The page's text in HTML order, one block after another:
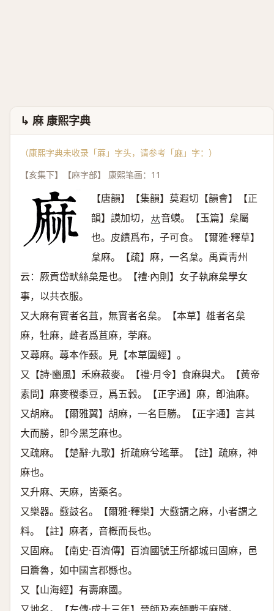
↳ 麻 康熙字典
（康熙字典未收录「蔴」字头，请参考「麻 」字：）
【亥集下】【麻字部】 康熙笔画：11
【唐韻】【集韻】莫遐切【韻會】【正
韻】謨加切， 𠀤音蟆。【玉篇】枲屬
也。皮績爲布，子可食。【爾雅·釋草】
枲麻。【疏】麻，一名枲。禹貢靑州
云：厥貢岱畎絲枲是也。【禮·內則】女子執麻枲學女
事，以共衣服。
又大麻有實者名苴，無實者名枲。【本草】雄者名枲
麻，牡麻，雌者爲苴麻，茡麻。
又蕁麻。蕁本作䕭。見【本草圖經】。
又【詩·豳風】禾麻菽麥。【禮·月令】食麻與犬。【黃帝
素問】麻麥稷黍豆，爲五穀。【正字通】麻，卽油麻。
又胡麻。【爾雅翼】胡麻，一名巨勝。【正字通】言其
大而勝，卽今黑芝麻也。
又疏麻。【楚辭·九歌】折疏麻兮瑤華。【註】疏麻，神
麻也。
又升麻、天麻，皆藥名。
又樂器。鼗鼓名。【爾雅·釋樂】大鼗謂之麻，小者謂之
料。【註】麻者，音槪而長也。
又固麻。【南史·百濟傳】百濟國號王所都城曰固麻，邑
曰簷魯，如中國言郡縣也。
又【山海經】有壽麻國。